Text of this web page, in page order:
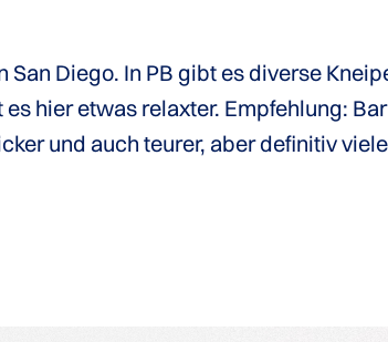
Diego. In PB gibt es diverse
hier etwas relaxter. Empfehlung:
und auch teurer, aber definitiv